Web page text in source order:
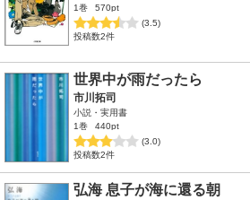
1巻
570pt
(3.5)
投稿数2件
世界中が雨だったら
市川拓司
小説・実用書
1巻
440pt
(3.0)
投稿数2件
弘海 息子が海に還る朝